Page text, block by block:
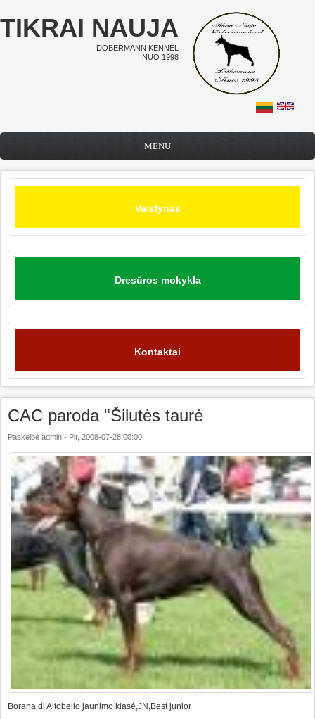
Pereiti į pagrindinį turinį
TIKRAI NAUJA
DOBERMANN KENNEL
NUO 1998
MENU
Veislynas
Dresūros mokykla
Kontaktai
CAC paroda "Šilutės taurė
Paskelbė admin - Pir, 2008-07-28 00:00
Borana di Altobello jaunimo klasė,JN,Best junior